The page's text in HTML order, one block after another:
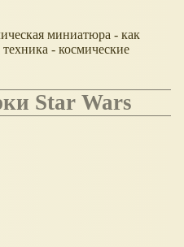
миниатюра - как
- космические
Star Wars